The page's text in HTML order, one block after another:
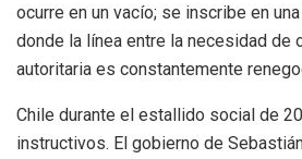
ocurre en un vacío; se inscribe en
donde la línea entre la necesidad de
autoritaria es constantemente
Chile durante el estallido social de
instructivos. El gobierno de